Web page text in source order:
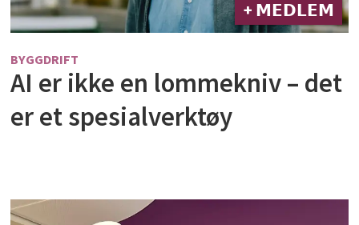
+ 𝗠𝗘𝗗𝗟𝗘𝗠
BYGGDRIFT
AI er ikke en lommekniv – det
er et spesialverktøy